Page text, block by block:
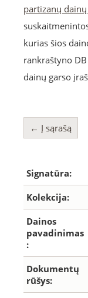
partizanų
kurias šios
rankraštyno
dainų garso
← Į sąrašą
Signatūra:
Kolekcija:
Dainos
pavadinimas
:
Dokumentų
rūšys: